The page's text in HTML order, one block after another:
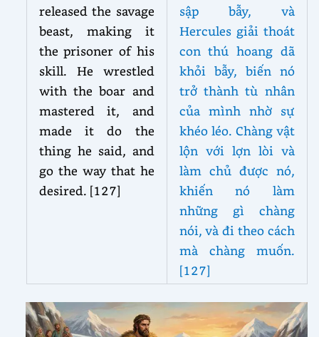
released the savage
beast, making it
the prisoner of his
skill. He wrestled
with the boar and
mastered it, and
made it do the
thing he said, and
go the way that he
desired. [127]
sập bẫy, và
Hercules giải thoát
con thú hoang dã
khỏi bẫy, biến nó
trở thành tù nhân
của mình nhờ sự
khéo léo. Chàng vật
lộn với lợn lòi và
làm chủ được nó,
khiến nó làm
những gì chàng
nói, và đi theo cách
mà chàng muốn.
[127]